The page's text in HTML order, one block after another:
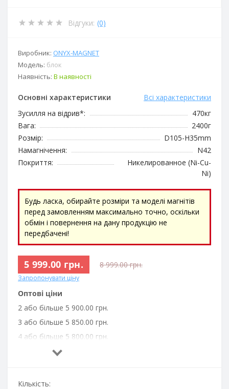
Відгуки: (0)
Виробник: ОNYX-MAGNET
Модель: блок
Наявність: В наявності
Основні характеристики
Всі характеристики
Зусилля на відрив*:
470кг
Вага:
2400г
Розмір:
D105-H35mm
Намагнічення:
N42
Покриття:
Никелированное (Ni-Cu-
Ni)
Будь ласка, обирайте розміри та моделі магнітів
перед замовленням максимально точно, оскільки
обмін і повернення на дану продукцію не
передбачені!
5 999.00 грн. 8 999.00 грн.
Запропонувати ціну
Оптові ціни
2 або більше 5 900.00 грн.
3 або більше 5 850.00 грн.
4 або більше 5 800.00 грн.
6 або більше 5 750.00 грн.
10 або більше 5 650.00 грн.
Кількість: